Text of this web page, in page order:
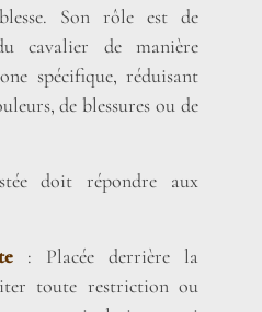
Son rôle est de
cavalier de manière
spécifique, réduisant
de blessures ou de
doit répondre aux
: Placée derrière la
toute restriction ou